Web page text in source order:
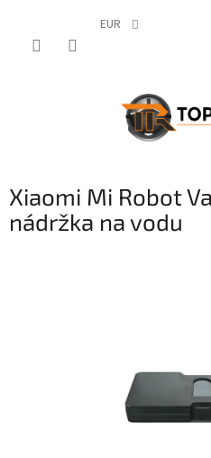
EUR
Xiaomi Mi Robot
nádržka na vodu